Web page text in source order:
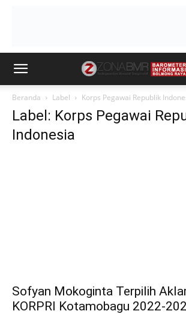
Beranda Label Korps Pegawai Republik
Label: Korps Pegawai
Indonesia
Sofyan Mokoginta Terpilih
KORPRI Kotamobagu 2022-